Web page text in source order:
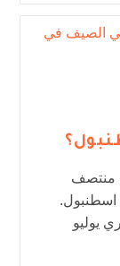
منتصف
اسطنبول.
يوليو